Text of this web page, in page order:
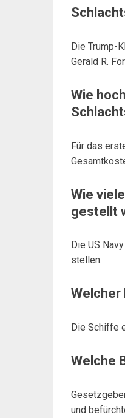
Die Trump-
Gerald R.
Wie
Für das
Wie
gestellt
Die US
stellen.
Welcher
Die Schiffe
Welche
und